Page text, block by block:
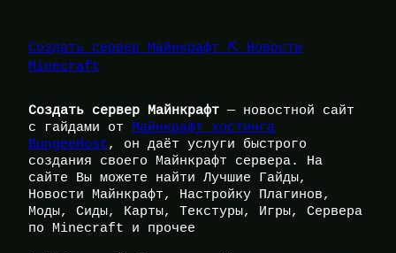
Создать сервер Майнкрафт ⛏️ Новости
Minecraft
Создать сервер Майнкрафт — новостной сайт
с гайдами от Майнкрафт хостинга
BungeeHost, он даёт услуги быстрого
создания своего Майнкрафт сервера. На
сайте Вы можете найти Лучшие Гайды,
Новости Майнкрафт, Настройку Плагинов,
Моды, Сиды, Карты, Текстуры, Игры, Сервера
по Minecraft и прочее